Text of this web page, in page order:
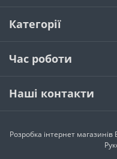
Категорії
Час роботи
Наші контакти
Розробка інтернет магазинів